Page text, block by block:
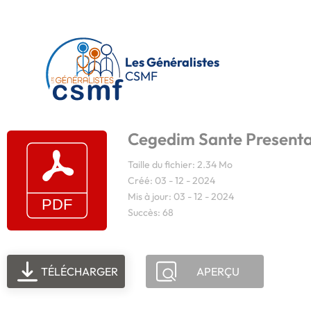
Les Généralistes
CSMF
Cegedim Sante
Taille du fichier: 2.34 Mo
Créé: 03 - 12 - 2024
Mis à jour: 03 - 12 - 2024
Succès: 68
TÉLÉCHARGER APERÇU